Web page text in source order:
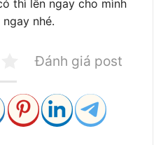
thì lên ngay cho mình
nhé.
Đánh giá post